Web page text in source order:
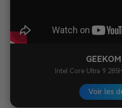
Intel Core Ultra 9
Voir les